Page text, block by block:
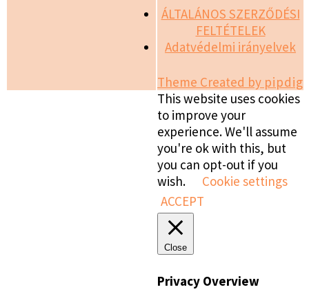
ÁLTALÁNOS SZERZŐDÉSI
FELTÉTELEK
Adatvédelmi irányelvek
Theme Created by pipdig
This website uses cookies
to improve your
experience. We'll assume
you're ok with this, but
you can opt-out if you
wish.
Cookie settings
ACCEPT
Close
Privacy Overview